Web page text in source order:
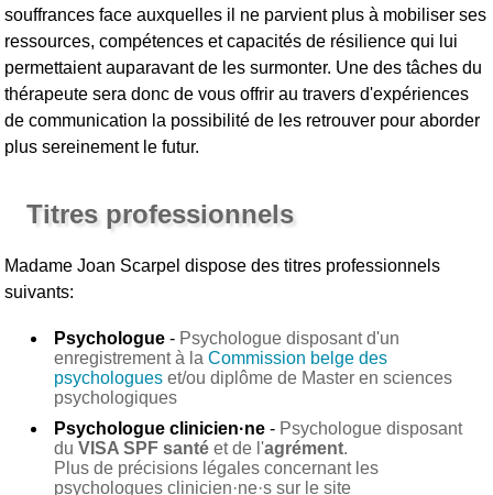
souffrances face auxquelles il ne parvient plus à mobiliser ses
ressources, compétences et capacités de résilience qui lui
permettaient auparavant de les surmonter. Une des tâches du
thérapeute sera donc de vous offrir au travers d'expériences
de communication la possibilité de les retrouver pour aborder
plus sereinement le futur.
Titres professionnels
Madame Joan Scarpel dispose des titres professionnels
suivants:
Psychologue - Psychologue disposant d'un
enregistrement à laCommission belge des
psychologues et/ou diplôme de Master en sciences
psychologiques
Psychologue clinicien·ne - Psychologue disposant
duVISA SPF santé et de l'agrément.
Plus de précisions légales concernant les
psychologues clinicien·ne·s sur le site